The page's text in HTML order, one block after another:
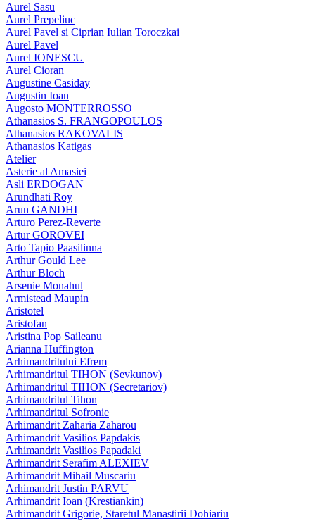
Aurel Sasu
Aurel Prepeliuc
Aurel Pavel si Ciprian Iulian Toroczkai
Aurel Pavel
Aurel IONESCU
Aurel Cioran
Augustine Casiday
Augustin Ioan
Augosto MONTERROSSO
Athanasios S. FRANGOPOULOS
Athanasios RAKOVALIS
Athanasios Katigas
Atelier
Asterie al Amasiei
Asli ERDOGAN
Arundhati Roy
Arun GANDHI
Arturo Perez-Reverte
Artur GOROVEI
Arto Tapio Paasilinna
Arthur Gould Lee
Arthur Bloch
Arsenie Monahul
Armistead Maupin
Aristotel
Aristofan
Aristina Pop Saileanu
Arianna Huffington
Arhimandritului Efrem
Arhimandritul TIHON (Sevkunov)
Arhimandritul TIHON (Secretariov)
Arhimandritul Tihon
Arhimandritul Sofronie
Arhimandrit Zaharia Zaharou
Arhimandrit Vasilios Papdakis
Arhimandrit Vasilios Papadaki
Arhimandrit Serafim ALEXIEV
Arhimandrit Mihail Muscariu
Arhimandrit Justin PARVU
Arhimandrit Ioan (Krestiankin)
Arhimandrit Grigorie, Staretul Manastirii Dohiariu